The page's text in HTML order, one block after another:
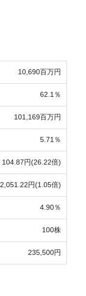
10,690百万円
62.1％
101,169百万円
5.71％
104.87円(26.22倍)
2,051.22円(1.05倍)
4.90％
100株
235,500円